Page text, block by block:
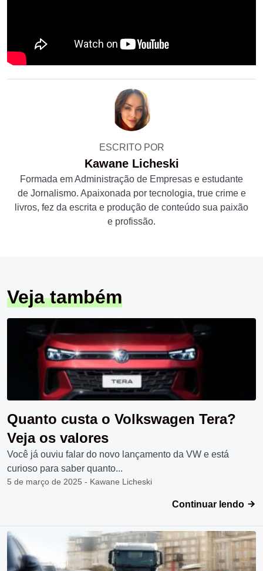
ESCRITO POR
Kawane Licheski
Formada em Administração de Empresas e estudante
de Jornalismo. Apaixonada por tecnologia, true crime e
livros, fez da escrita e produção de conteúdo sua paixão
e profissão.
Veja também
Quanto custa o Volkswagen Tera?
Veja os valores
Você já ouviu falar do novo lançamento da VW e está
curioso para saber quanto...
5 de março de 2025 - Kawane Licheski
Continuar lendo